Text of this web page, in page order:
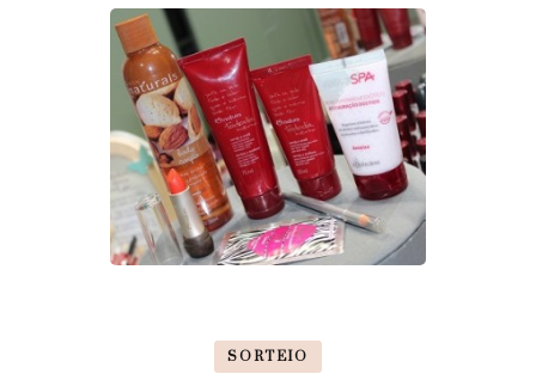
SORTEIO